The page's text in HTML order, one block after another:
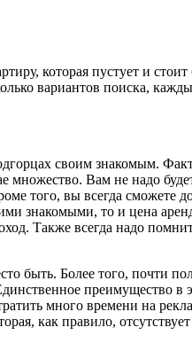
которая пустует и
вариантов поиска,
своим знакомым.
Вам не надо
того, вы всегда сможете
знакомыми, то и цена
Также всегда надо
быть. Более того, почти
преимущество
много времени на
как правило,